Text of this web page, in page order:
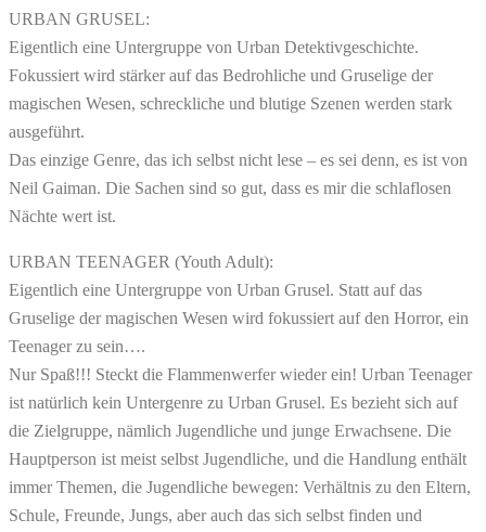
URBAN GRUSEL:
Eigentlich eine Untergruppe von Urban Detektivgeschichte.
Fokussiert wird stärker auf das Bedrohliche und Gruselige der
magischen Wesen, schreckliche und blutige Szenen werden stark
ausgeführt.
Das einzige Genre, das ich selbst nicht lese – es sei denn, es ist von
Neil Gaiman. Die Sachen sind so gut, dass es mir die schlaflosen
Nächte wert ist.
URBAN TEENAGER (Youth Adult):
Eigentlich eine Untergruppe von Urban Grusel. Statt auf das
Gruselige der magischen Wesen wird fokussiert auf den Horror, ein
Teenager zu sein….
Nur Spaß!!! Steckt die Flammenwerfer wieder ein! Urban Teenager
ist natürlich kein Untergenre zu Urban Grusel. Es bezieht sich auf
die Zielgruppe, nämlich Jugendliche und junge Erwachsene. Die
Hauptperson ist meist selbst Jugendliche, und die Handlung enthält
immer Themen, die Jugendliche bewegen: Verhältnis zu den Eltern,
Schule, Freunde, Jungs, aber auch das sich selbst finden und